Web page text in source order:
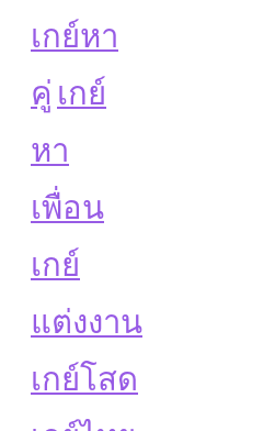
เกย์หา
คู่ เกย์
หา
เพื่อน
เกย์
แต่งงาน
เกย์โสด